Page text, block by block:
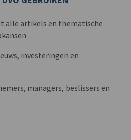
alle artikels en thematische
investeringen en
managers, beslissers en